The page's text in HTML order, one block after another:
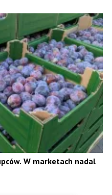
W marketach nadal